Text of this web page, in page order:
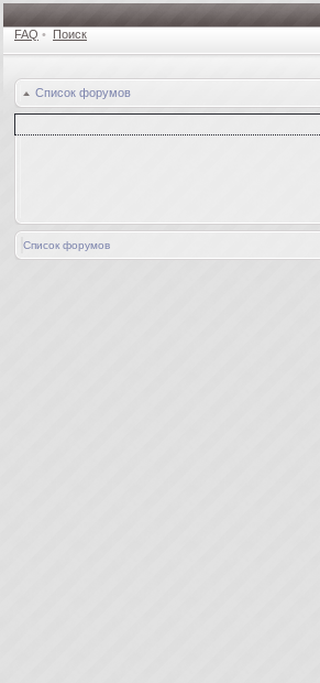
FAQ • Поиск
Список форумов
Список форумов